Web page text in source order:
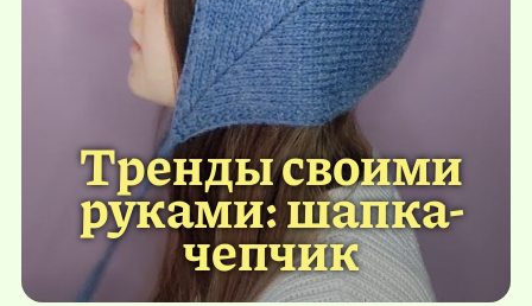
Тренды своими
руками: шапка-
чепчик